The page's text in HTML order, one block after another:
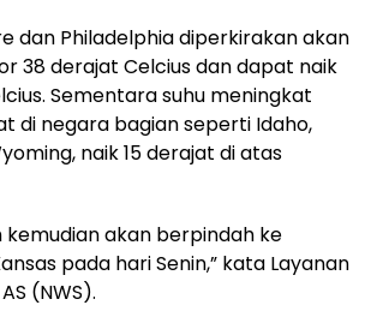
dan Philadelphia diperkirakan akan
38 derajat Celcius dan dapat naik
Sementara suhu meningkat
di negara bagian seperti Idaho,
naik 15 derajat di atas
kemudian akan berpindah ke
pada hari Senin,” kata Layanan
(NWS).